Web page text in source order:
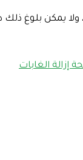
ولا يمكن بلوغ
إزالة الغابات